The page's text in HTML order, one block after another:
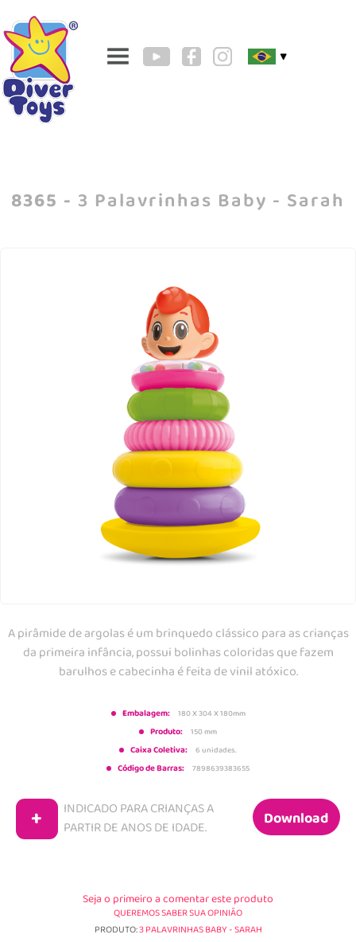
▼
8365 - 3 Palavrinhas Baby - Sarah
A pirâmide de argolas é um brinquedo clássico para as crianças
da primeira infância, possui bolinhas coloridas que fazem
barulhos e cabecinha é feita de vinil atóxico.
Embalagem: 180 X 304 X 180mm
Produto: 150 mm
Caixa Coletiva: 6 unidades.
Código de Barras: 7898639383655
+
INDICADO PARA CRIANÇAS A
PARTIR DEANOS DE IDADE. Download
Seja o primeiro a comentar este produto
QUEREMOS SABER SUA OPINIÃO
PRODUTO:3 PALAVRINHAS BABY - SARAH